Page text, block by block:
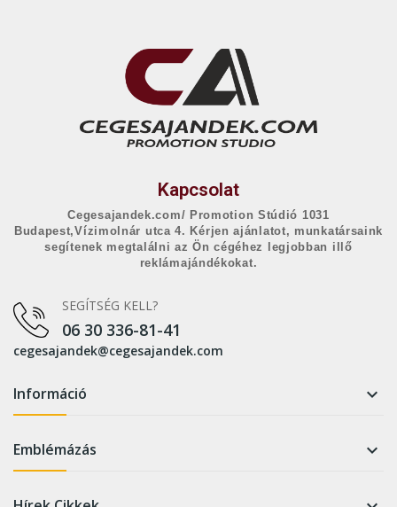
Kapcsolat
Cegesajandek.com/ Promotion Stúdió 1031
Budapest,Vízimolnár utca 4. Kérjen ajánlatot, munkatársaink
segítenek megtalálni az Ön cégéhez legjobban illő
reklámajándékokat.
SEGÍTSÉG KELL?
06 30 336-81-41
cegesajandek@cegesajandek.com
Információ 
Emblémázás 